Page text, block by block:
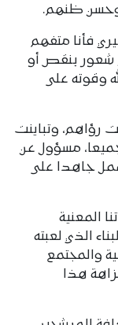
وحسن ظنهم.
فأنا متفهم
شعور بنقص أو
وقوته على
رؤاهم، وتباينت
مسؤول عن
جاهدا على
المعنية
الذي لعبته
والمجتمع
هذا